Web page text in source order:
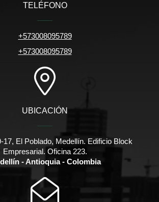
TELÉFONO
+573008095789
+573008095789
UBICACIÓN
17, El Poblado, Medellín. Edificio Block
Empresarial. Oficina 223.
- Antioquia - Colombia